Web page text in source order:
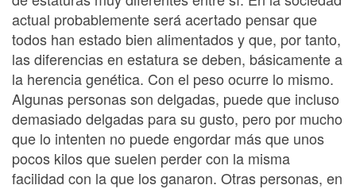
actual probablemente será acertado pensar que
todos han estado bien alimentados y que, por tanto,
las diferencias en estatura se deben, básicamente a
la herencia genética. Con el peso ocurre lo mismo.
Algunas personas son delgadas, puede que incluso
demasiado delgadas para su gusto, pero por mucho
que lo intenten no puede engordar más que unos
pocos kilos que suelen perder con la misma
facilidad con la que los ganaron. Otras personas, en